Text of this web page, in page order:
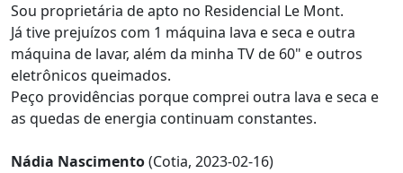
Sou proprietária de apto no Residencial Le Mont.
Já tive prejuízos com 1 máquina lava e seca e outra
máquina de lavar, além da minha TV de 60" e outros
eletrônicos queimados.
Peço providências porque comprei outra lava e seca e
as quedas de energia continuam constantes.
Nádia Nascimento(Cotia, 2023-02-16)